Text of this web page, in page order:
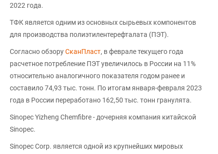
2022 года.
ТФК является одним из основных сырьевых компонентов
для производства полиэтилентерефталата (ПЭТ).
Согласно обзоруСканПласт, в феврале текущего года
расчетное потребление ПЭТ увеличилось в России на 11%
относительно аналогичного показателя годом ранее и
составило 74,93 тыс. тонн. По итогам января-февраля 2023
года в России переработано 162,50 тыс. тонн гранулята.
Sinopec Yizheng Chemfibre - дочерняя компания китайской
Sinopec.
Sinopec Corp. является одной из крупнейших мировых